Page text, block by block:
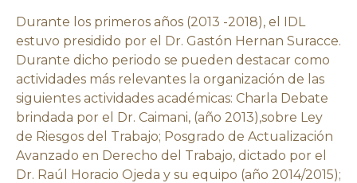
Durante los primeros años (2013 -2018), el IDL
estuvo presidido por el Dr. Gastón Hernan Suracce.
Durante dicho periodo se pueden destacar como
actividades más relevantes la organización de las
siguientes actividades académicas: Charla Debate
brindada por el Dr. Caimani, (año 2013),sobre Ley
de Riesgos del Trabajo; Posgrado de Actualización
Avanzado en Derecho del Trabajo, dictado por el
Dr. Raúl Horacio Ojeda y su equipo (año 2014/2015);